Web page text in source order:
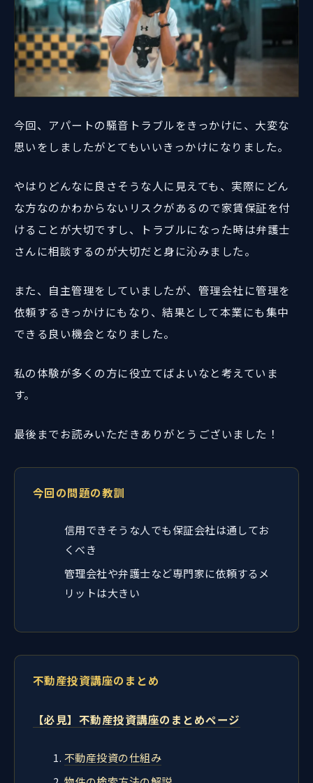
今回、アパートの騒音トラブルをきっかけに、大変な
思いをしましたがとてもいいきっかけになりました。
やはりどんなに良さそうな人に見えても、実際にどん
な方なのかわからないリスクがあるので家賃保証を付
けることが大切ですし、トラブルになった時は弁護士
さんに相談するのが大切だと身に沁みました。
また、自主管理をしていましたが、管理会社に管理を
依頼するきっかけにもなり、結果として本業にも集中
できる良い機会となりました。
私の体験が多くの方に役立てばよいなと考えていま
す。
最後までお読みいただきありがとうございました！
今回の問題の教訓
信用できそうな人でも保証会社は通してお
くべき
管理会社や弁護士など専門家に依頼するメ
リットは大きい
不動産投資講座のまとめ
【必見】不動産投資講座のまとめページ
不動産投資の仕組み